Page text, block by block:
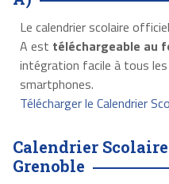
Le calendrier scolaire
A est téléchargeable au
intégration facile à tous
smartphones.
Télécharger le Calendrier
Calendrier
Grenoble